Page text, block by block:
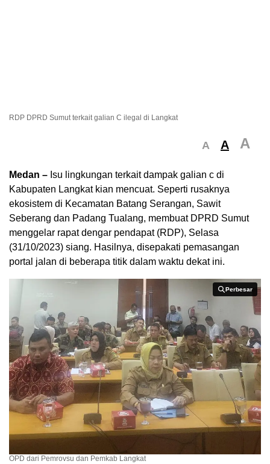
RDP DPRD Sumut terkait galian C ilegal di Langkat
A A A
Medan – Isu lingkungan terkait dampak galian c di
Kabupaten Langkat kian mencuat. Seperti rusaknya
ekosistem di Kecamatan Batang Serangan, Sawit
Seberang dan Padang Tualang, membuat DPRD Sumut
menggelar rapat dengar pendapat (RDP), Selasa
(31/10/2023) siang. Hasilnya, disepakati pemasangan
portal jalan di beberapa titik dalam waktu dekat ini.
Perbesar
Perbesar
OPD dari Pemrovsu dan Pemkab Langkat